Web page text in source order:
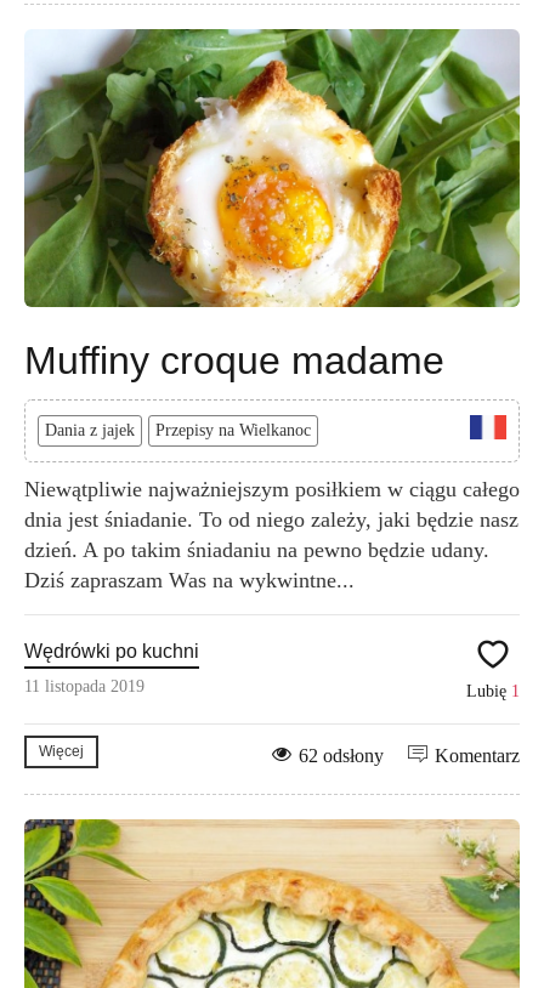
Muffiny croque madame
Dania z jajek Przepisy na Wielkanoc
Niewątpliwie najważniejszym posiłkiem w ciągu całego
dnia jest śniadanie. To od niego zależy, jaki będzie nasz
dzień. A po takim śniadaniu na pewno będzie udany.
Dziś zapraszam Was na wykwintne...
Wędrówki po kuchni
11 listopada 2019 Lubię 1
Więcej Komentarz
62 odsłony